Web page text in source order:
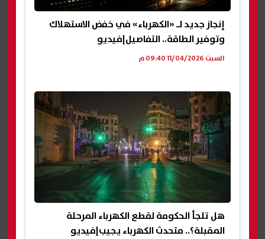
إنجاز جديد لـ «الكهرباء» في خفض الاستهلاك
وتوفير الطاقة.. التفاصيل|فيديو
السبت 11/04/2026 09:40 م
هل تلجأ الحكومة لقطع الكهرباء المرحلة
المقبلة؟.. متحدث الكهرباء يجيب|فيديو